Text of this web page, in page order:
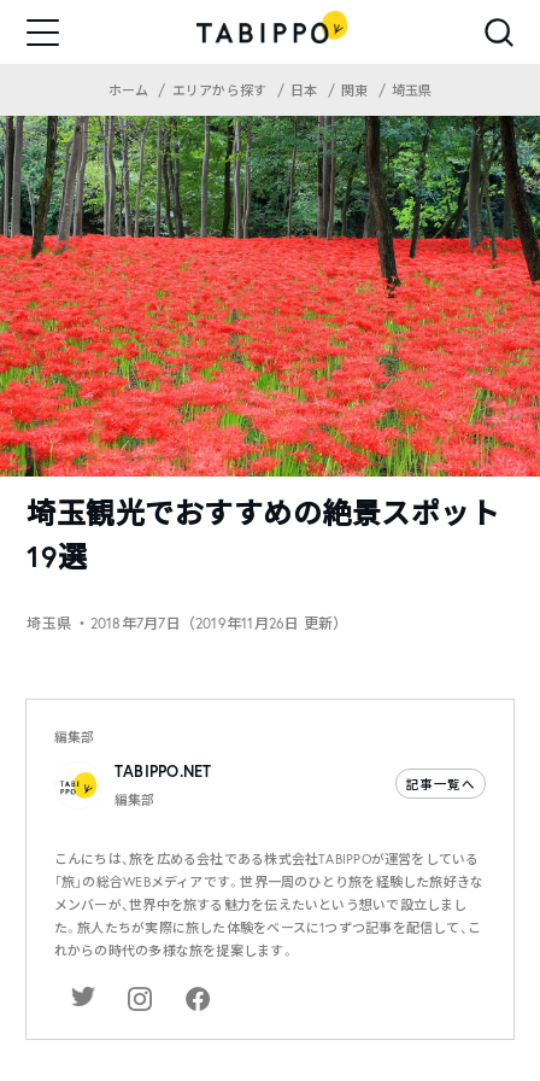
ホーム エリアから探す 日本 関東 埼玉県
埼玉観光でおすすめの絶景スポット
19選
埼玉県 ・2018年7月7日（2019年11月26日 更新）
編集部
TABIPPO.NET
編集部
記事一覧へ
こんにちは、旅を広める会社である株式会社TABIPPOが運営をしている
「旅」の総合WEBメディアです。世界一周のひとり旅を経験した旅好きな
メンバーが、世界中を旅する魅力を伝えたいという想いで設立しまし
た。旅人たちが実際に旅した体験をベースに1つずつ記事を配信して、こ
れからの時代の多様な旅を提案します。